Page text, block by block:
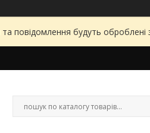
повідомлення будуть